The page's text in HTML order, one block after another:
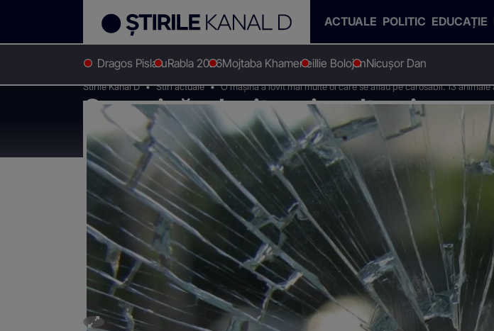
ACTUALE POLITIC EDUCAȚIE
Dragos PislaruRabla 2026Mojtaba KhameneiIlie BolojanNicușor Dan
Stirile Kanal D Stiri actuale O maşină a lovit mai multe oi care se aflau pe carosabil. 13
O maşină a lovit mai multe oi care
animale au murit și două